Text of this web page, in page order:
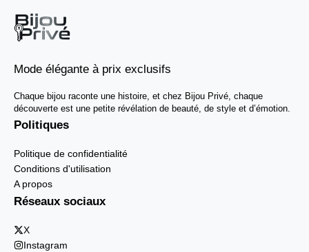
Mode élégante à prix exclusifs
Chaque bijou raconte une histoire, et chez Bijou Privé, chaque
découverte est une petite révélation de beauté, de style et d’émotion.
Politiques
Politique de confidentialité
Conditions d'utilisation
A propos
Réseaux sociaux
X
Instagram